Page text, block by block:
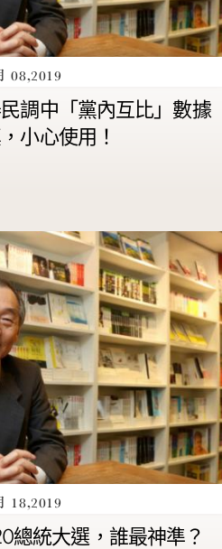
08,2019
調中「黨內互比」數據
小心使用！
18,2019
總統大選，誰最神準？